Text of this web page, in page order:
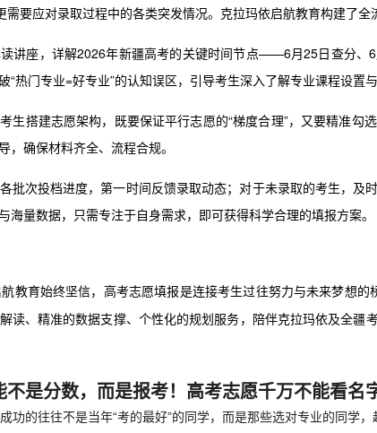
需要应对录取过程中的各类突发情况。克拉玛依启航教育构建了全
讲座，详解2026年新疆高考的关键时间节点——6月25日查分
热门专业=好专业”的认知误区，引导考生深入了解专业课程设置
生搭建志愿架构，既要保证平行志愿的“梯度合理”，又要精准
确保材料齐全、流程合规。
批次投档进度，第一时间反馈录取动态；对于未录取的考生，及
量数据，只需专注于自身需求，即可获得科学合理的填报方案。
教育始终坚信，高考志愿填报是连接考生过往努力与未来梦想
读、精准的数据支撑、个性化的规划服务，陪伴克拉玛依及全疆
是分数，而是报考！高考志愿千万不能看名
功的往往不是当年“考的最好”的同学，而是那些选对专业的同学